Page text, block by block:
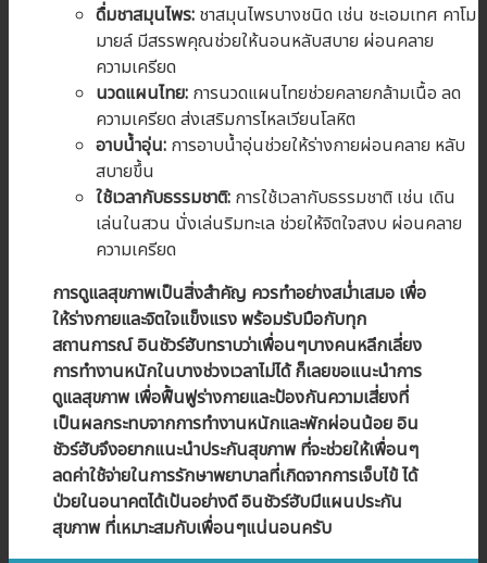
ดื่มชาสมุนไพร: ชาสมุนไพรบางชนิด เช่น ชะเอมเทศ คาโม
มายล์ มีสรรพคุณช่วยให้นอนหลับสบาย ผ่อนคลาย
ความเครียด
นวดแผนไทย: การนวดแผนไทยช่วยคลายกล้ามเนื้อ ลด
ความเครียด ส่งเสริมการไหลเวียนโลหิต
อาบน้ำอุ่น: การอาบน้ำอุ่นช่วยให้ร่างกายผ่อนคลาย หลับ
สบายขึ้น
ใช้เวลากับธรรมชาติ: การใช้เวลากับธรรมชาติ เช่น เดิน
เล่นในสวน นั่งเล่นริมทะเล ช่วยให้จิตใจสงบ ผ่อนคลาย
ความเครียด
การดูแลสุขภาพเป็นสิ่งสำคัญ ควรทำอย่างสม่ำเสมอ เพื่อ
ให้ร่างกายและจิตใจแข็งแรงพร้อมรับมือกับทุก
สถานการณ์ อินชัวร์ฮับทราบว่าเพื่อนๆบางคนหลีกเลี่ยง
การทำงานหนักในบางช่วงเวลาไม่ได้ ก็เลยขอแนะนำการ
ดูแลสุขภาพ เพื่อฟื้นฟูร่างกายและป้องกันความเสี่ยงที่
เป็นผลกระทบจากการทำงานหนักและพักผ่อนน้อย อิน
ชัวร์ฮับจึงอยากแนะนำประกันสุขภาพ ที่จะช่วยให้เพื่อนๆ
ลดค่าใช้จ่ายในการรักษาพยาบาลที่เกิดจากการเจ็บไข้ ได้
ป่วยในอนาคตได้เป้นอย่างดี อินชัวร์ฮับมีแผนประกัน
สุขภาพ ที่เหมาะสมกับเพื่อนๆแน่นอนครับ